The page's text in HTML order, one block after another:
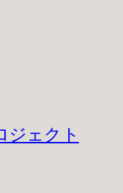
ジェクト